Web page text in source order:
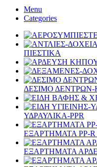
Menu
Categories
ΠΙΕΣΤΙΚΑ
ΔΕΣΙΜΟ
ΥΔΡΑΥΛΙΚΑ-PPR
ΕΞΑΡΤΗΜΑΤΑ PP-R
ΕΞΑΡΤΗΜΑΤΑ